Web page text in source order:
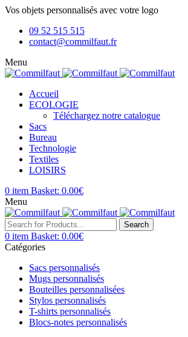
Vos objets personnalisés avec votre logo
09 52 515 515
contact@commilfaut.fr
Menu
Accueil
ECOLOGIE
Téléchargez notre catalogue
Sacs
Bureau
Technologie
Textiles
LOISIRS
0 item Basket: 0.00€
Menu
Search
0 item Basket: 0.00€
Catégories
Sacs personnalisés
Mugs personnalisés
Bouteilles personnalisées
Stylos personnalisés
T-shirts personnalisés
Blocs-notes personnalisés